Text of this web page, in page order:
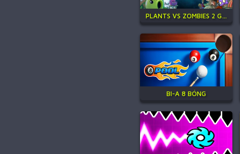
PLANTS VS ZOMBIES 2 GARDENDLESS
BI-A 8 BÓNG